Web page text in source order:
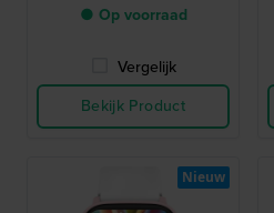
● Op voorraad
Vergelijk
Bekijk Product
Nieuw